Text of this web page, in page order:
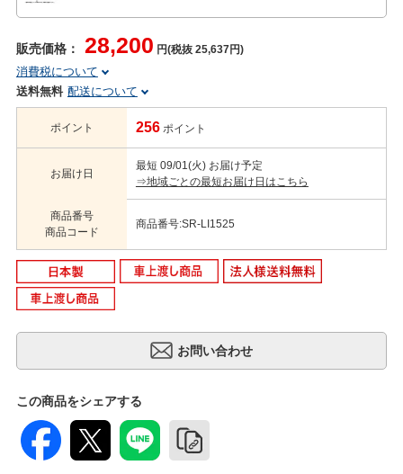
販売価格： 28,200 円(税抜 25,637円)
消費税について
送料無料 配送について
ポイント 256 ポイント
お届け日
最短 09/01(火) お届け予定
⇒地域ごとの最短お届け日はこちら
商品番号
商品コード
商品番号:SR-LI1525
この商品をシェアする